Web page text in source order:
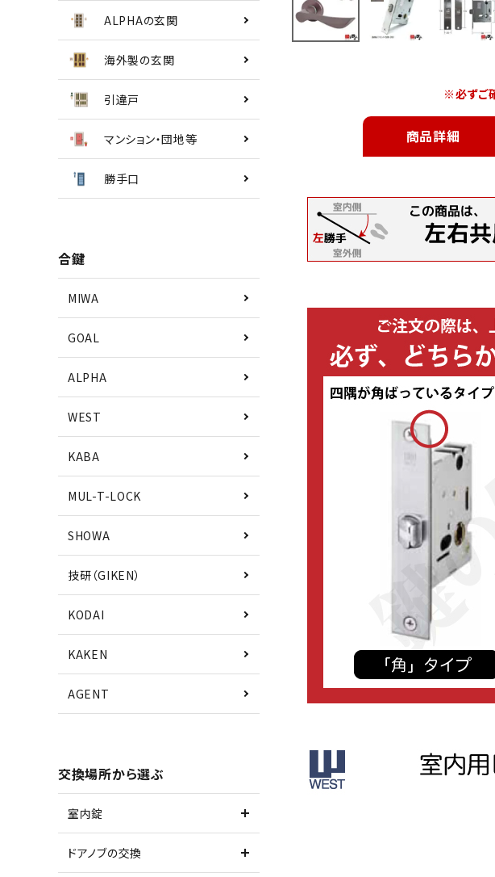
ALPHAの玄関
海外製の玄関
引違戸
マンション・団地等
勝手口
合鍵
MIWA
GOAL
ALPHA
WEST
KABA
MUL-T-LOCK
SHOWA
技研（GIKEN）
KODAI
KAKEN
AGENT
交換場所から選ぶ
室内錠
ドアノブの交換
■ドアの厚みは？
※必ずご
商品詳細